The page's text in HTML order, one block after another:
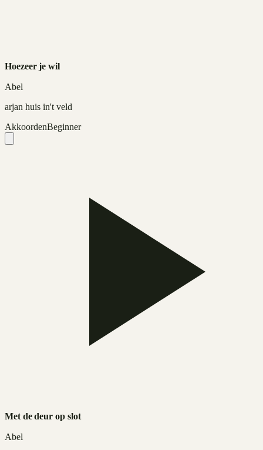
Hoezeer je wil
Abel
arjan huis in't veld
AkkoordenBeginner
Met de deur op slot
Abel